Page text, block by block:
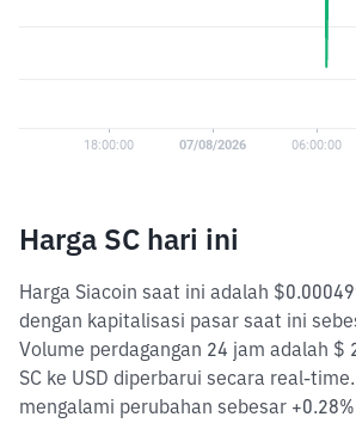
Harga SC hari ini
Harga Siacoin saat ini adalah
dengan kapitalisasi pasar saat ini
Volume perdagangan 24 jam adalah $
SC ke USD diperbarui secara real-
mengalami perubahan sebesar